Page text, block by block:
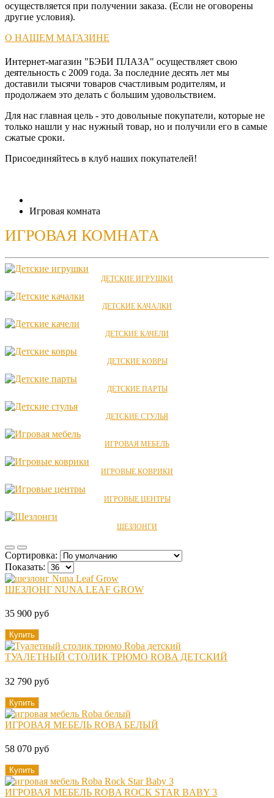
осуществляется при получении заказа. (Если не оговорены
другие условия).
О НАШЕМ МАГАЗИНЕ
Интернет-магазин "БЭБИ ПЛАЗА" осуществляет свою
деятельность с 2009 года. За последние десять лет мы
доставили тысячи товаров счастливым родителям, и
продолжаем это делать с большим удовольствием.
Для нас главная цель - это довольные покупатели, которые не
только нашли у нас нужный товар, но и получили его в самые
сжатые сроки.
Присоединяйтесь в клуб наших покупателей!
Игровая комната
ИГРОВАЯ КОМНАТА
ДЕТСКИЕ ИГРУШКИ
ДЕТСКИЕ КАЧАЛКИ
ДЕТСКИЕ КАЧЕЛИ
ДЕТСКИЕ КОВРЫ
ДЕТСКИЕ ПАРТЫ
ДЕТСКИЕ СТУЛЬЯ
ИГРОВАЯ МЕБЕЛЬ
ИГРОВЫЕ КОВРИКИ
ИГРОВЫЕ ЦЕНТРЫ
ШЕЗЛОНГИ
Сортировка:
Показать:
ШЕЗЛОНГ NUNA LEAF GROW
35 900 руб
Купить
ТУАЛЕТНЫЙ СТОЛИК ТРЮМО ROBA ДЕТСКИЙ
32 790 руб
Купить
ИГРОВАЯ МЕБЕЛЬ ROBA БЕЛЫЙ
58 070 руб
Купить
ИГРОВАЯ МЕБЕЛЬ ROBA ROCK STAR BABY 3